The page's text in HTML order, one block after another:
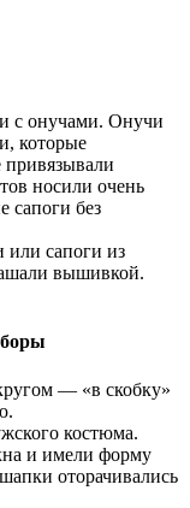
с онучами. Онучи
которые
привязывали
носили очень
сапоги без
сапоги из
вышивкой.
— «в скобку»
костюма.
и имели форму
оторачивались